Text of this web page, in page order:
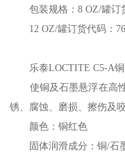
包装规格：8 OZ/罐订
12 OZ/罐订货代码：
乐泰LOCTITE C5-A铜
使铜及石墨悬浮在高性
锈、腐蚀、磨损、擦伤及咬
颜色：铜红色
固体润滑成分：铜/石